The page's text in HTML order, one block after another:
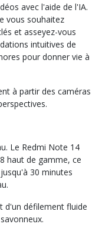
avec l'aide de l'IA.
vous souhaitez
et asseyez-vous
intuitives de
pour donner vie à
à partir des caméras
Le Redmi Note 14
haut de gamme, ce
30 minutes
d'un défilement fluide